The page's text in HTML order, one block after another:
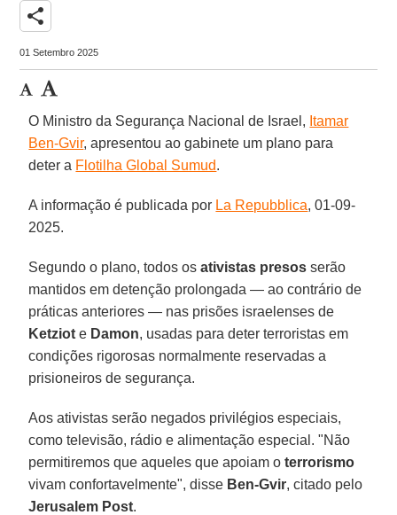
share
01 Setembro 2025
O Ministro da Segurança Nacional de Israel, Itamar
Ben-Gvir, apresentou ao gabinete um plano para
deter a Flotilha Global Sumud.
A informação é publicada por La Repubblica, 01-09-
2025.
Segundo o plano, todos osativistas presos serão
mantidos em detenção prolongada — ao contrário de
práticas anteriores — nas prisões israelenses de
Ketziot e Damon, usadas para deter terroristas em
condições rigorosas normalmente reservadas a
prisioneiros de segurança.
Aos ativistas serão negados privilégios especiais,
como televisão, rádio e alimentação especial. "Não
permitiremos que aqueles que apoiam oterrorismo
vivam confortavelmente", disse Ben-Gvir, citado pelo
Jerusalem Post.